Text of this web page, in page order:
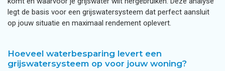
legt de basis voor een grijswatersysteem dat perfect aansluit
op jouw situatie en maximaal rendement oplevert.
Hoeveel waterbesparing levert een
grijswatersysteem op voor jouw woning?